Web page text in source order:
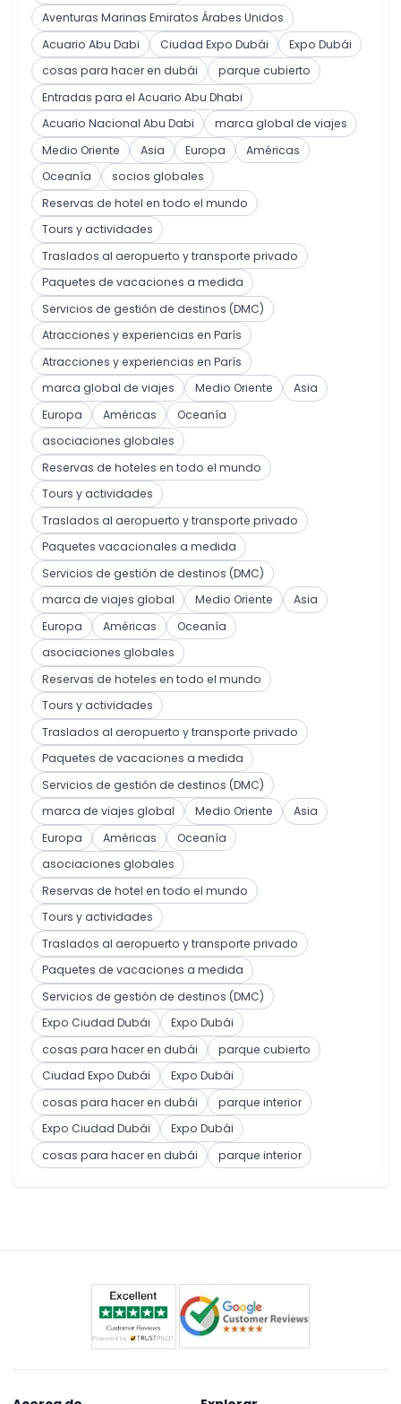
Aventuras Marinas Emiratos Árabes Unidos
Acuario Abu Dabi
Ciudad Expo Dubái
Expo Dubái
cosas para hacer en dubái
parque cubierto
Entradas para el Acuario Abu Dhabi
Acuario Nacional Abu Dabi
marca global de viajes
Medio Oriente
Asia Europa
Américas
Oceanía
socios globales
Reservas de hotel en todo el mundo
Tours y actividades
Traslados al aeropuerto y transporte privado
Paquetes de vacaciones a medida
Servicios de gestión de destinos (DMC)
Atracciones y experiencias en París
Atracciones y experiencias en París
marca global de viajes
Medio Oriente
Asia
Europa
Américas
Oceanía
asociaciones globales
Reservas de hoteles en todo el mundo
Tours y actividades
Traslados al aeropuerto y transporte privado
Paquetes vacacionales a medida
Servicios de gestión de destinos (DMC)
marca de viajes global
Medio Oriente
Asia
Europa
Américas
Oceanía
asociaciones globales
Reservas de hoteles en todo el mundo
Tours y actividades
Traslados al aeropuerto y transporte privado
Paquetes de vacaciones a medida
Servicios de gestión de destinos (DMC)
marca de viajes global
Medio Oriente
Asia
Europa
Américas
Oceanía
asociaciones globales
Reservas de hotel en todo el mundo
Tours y actividades
Traslados al aeropuerto y transporte privado
Paquetes de vacaciones a medida
Servicios de gestión de destinos (DMC)
Expo Ciudad Dubái
Expo Dubái
cosas para hacer en dubái
parque cubierto
Ciudad Expo Dubái
Expo Dubái
cosas para hacer en dubái
parque interior
Expo Ciudad Dubái
Expo Dubái
cosas para hacer en dubái
parque interior